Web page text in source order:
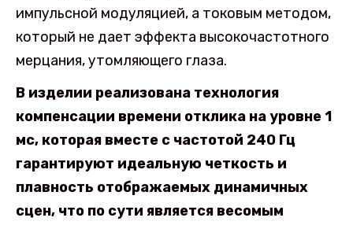
импульсной модуляцией, а токовым методом,
который не дает эффекта высокочастотного
мерцания, утомляющего глаза.
В изделии реализована технология
компенсации времени отклика на уровне 1
мс, которая вместе с частотой 240 Гц
гарантируют идеальную четкость и
плавность отображаемых динамичных
сцен, что по сути является весомым